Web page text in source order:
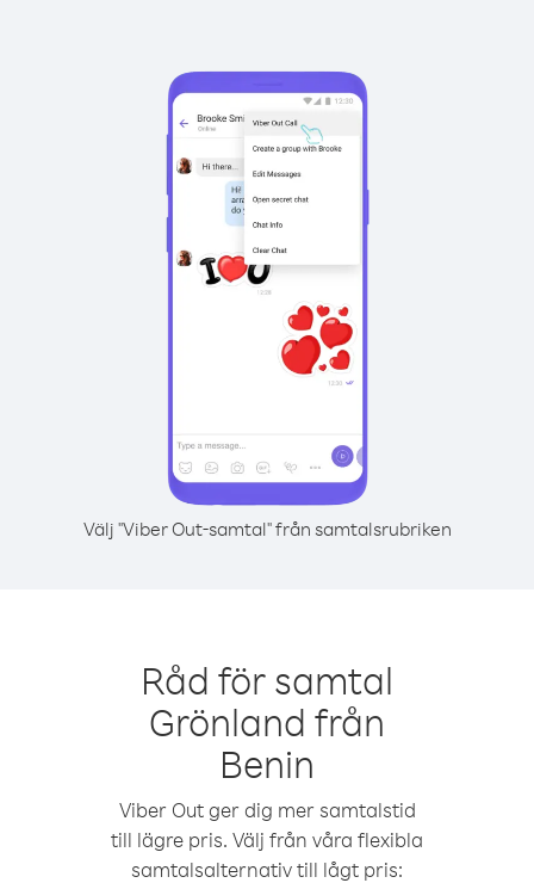
Välj "Viber Out-samtal" från samtalsrubriken
Råd för samtal
Grönland från
Benin
Viber Out ger dig mer samtalstid
till lägre pris. Välj från våra flexibla
samtalsalternativ till lågt pris: